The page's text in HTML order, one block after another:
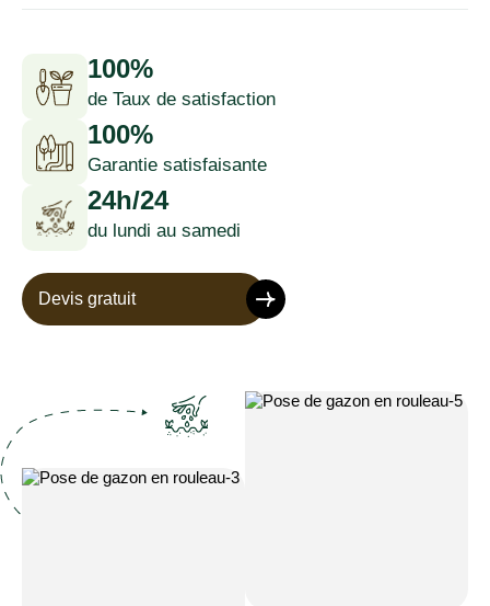
100%
de Taux de satisfaction
100%
Garantie satisfaisante
24h/24
du lundi au samedi
Devis gratuit